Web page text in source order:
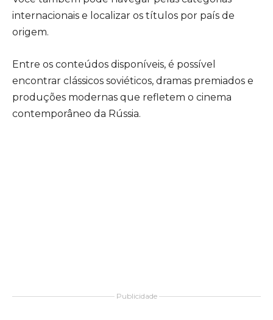
internacionais e localizar os títulos por país de
origem.
Entre os conteúdos disponíveis, é possível
encontrar clássicos soviéticos, dramas premiados e
produções modernas que refletem o cinema
contemporâneo da Rússia.
Publicidade